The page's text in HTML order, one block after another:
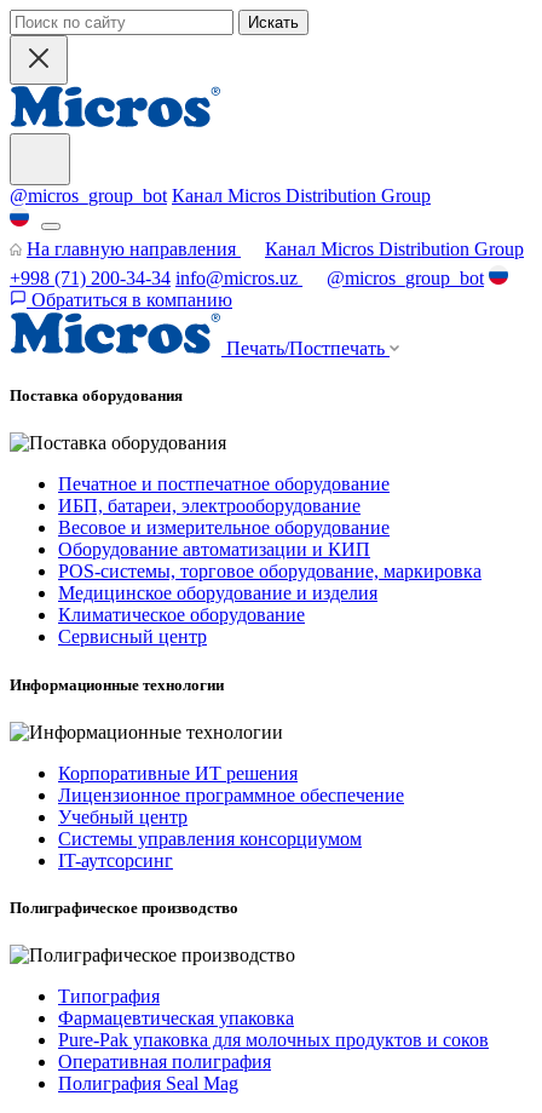
Искать
@micros_group_bot Канал Micros Distribution Group
На главную направления
Канал Micros Distribution Group
+998 (71) 200-34-34 info@micros.uz
@micros_group_bot
Обратиться в компанию
Печать/Постпечать
Поставка оборудования
Печатное и постпечатное оборудование
ИБП, батареи, электрооборудование
Весовое и измерительное оборудование
Оборудование автоматизации и КИП
POS-системы, торговое оборудование, маркировка
Медицинское оборудование и изделия
Климатическое оборудование
Сервисный центр
Информационные технологии
Корпоративные ИТ решения
Лицензионное программное обеспечение
Учебный центр
Системы управления консорциумом
IT-аутсорсинг
Полиграфическое производство
Типография
Фармацевтическая упаковка
Pure-Pak упаковка для молочных продуктов и соков
Оперативная полиграфия
Полиграфия Seal Mag